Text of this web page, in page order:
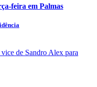
feira em Palmas